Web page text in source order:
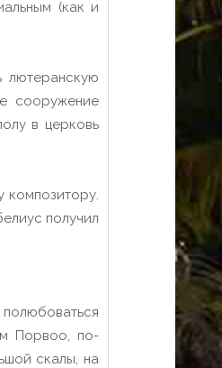
(как и
лютеранскую
сооружение
в церковь
композитору.
получил
Порвоо, по-
скалы, на